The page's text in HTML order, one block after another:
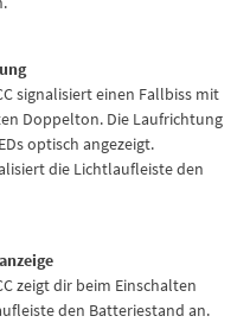
signalisiert einen Fallbiss mit
Doppelton. Die Laufrichtung
optisch angezeigt.
die Lichtlaufleiste den
zeigt dir beim Einschalten
den Batteriestand an.